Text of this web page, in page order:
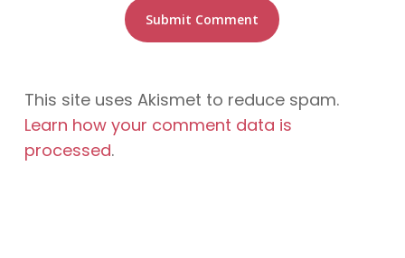
This site uses Akismet to reduce spam.
Learn how your comment data is
processed.